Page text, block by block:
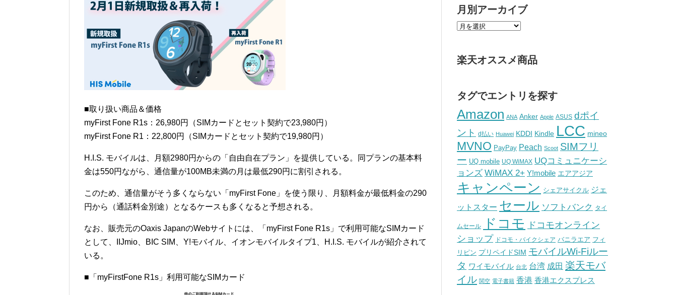
■取り扱い商品＆価格
myFirst Fone R1s：26,980円（SIMカードとセット契約で23,980円）
myFirst Fone R1：22,800円（SIMカードとセット契約で19,980円）
H.I.S. モバイルは、月額2980円からの「自由自在プラン」を提供している。同プランの基本料
金は550円ながら、通信量が100MB未満の月は最低290円に割引される。
このため、通信量がそう多くならない「myFirst Fone」を使う限り、月額料金が最低料金の290
円から（通話料金別途）となるケースも多くなると予想される。
なお、販売元のOaxis JapanのWebサイトには、「myFirst Fone R1s」で利用可能なSIMカード
として、IIJmio、BIC SIM、Y!モバイル、イオンモバイルタイプ1、H.I.S. モバイルが紹介されて
いる。
■「myFirstFone R1s」利用可能なSIMカード
月別アーカイブ
楽天オススメ商品
タグでエントリを探す
Amazon ANA Anker Apple ASUS dポイ
ント
d払い Huawei KDDI Kindle LCC mineo
MVNO PayPay Peach Scoot SIMフリ
ー UQ mobile UQ WiMAX UQコミュニケーシ
ョンズ WiMAX 2+ Y!mobile エアアジア
キャンペーン シェアサイクル ジェ
ットスター セール ソフトバンク タイ
ムセール ドコモ
ドコモオンライン
ショップ ドコモ・バイクシェア バニラエア フィ
リピン プリペイドSIM モバイルWi-Fiルー
タ ワイモバイル 台北 台湾 成田 楽天モバ
イル 関空 電子書籍 香港 香港エクスプレス